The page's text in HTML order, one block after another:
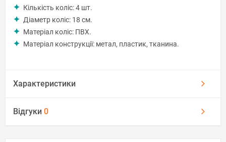
Кількість коліс: 4 шт.
Діаметр коліс: 18 см.
Матеріал коліс: ПВХ.
Матеріал конструкції: метал, пластик, тканина.
Характеристики
Відгуки 0